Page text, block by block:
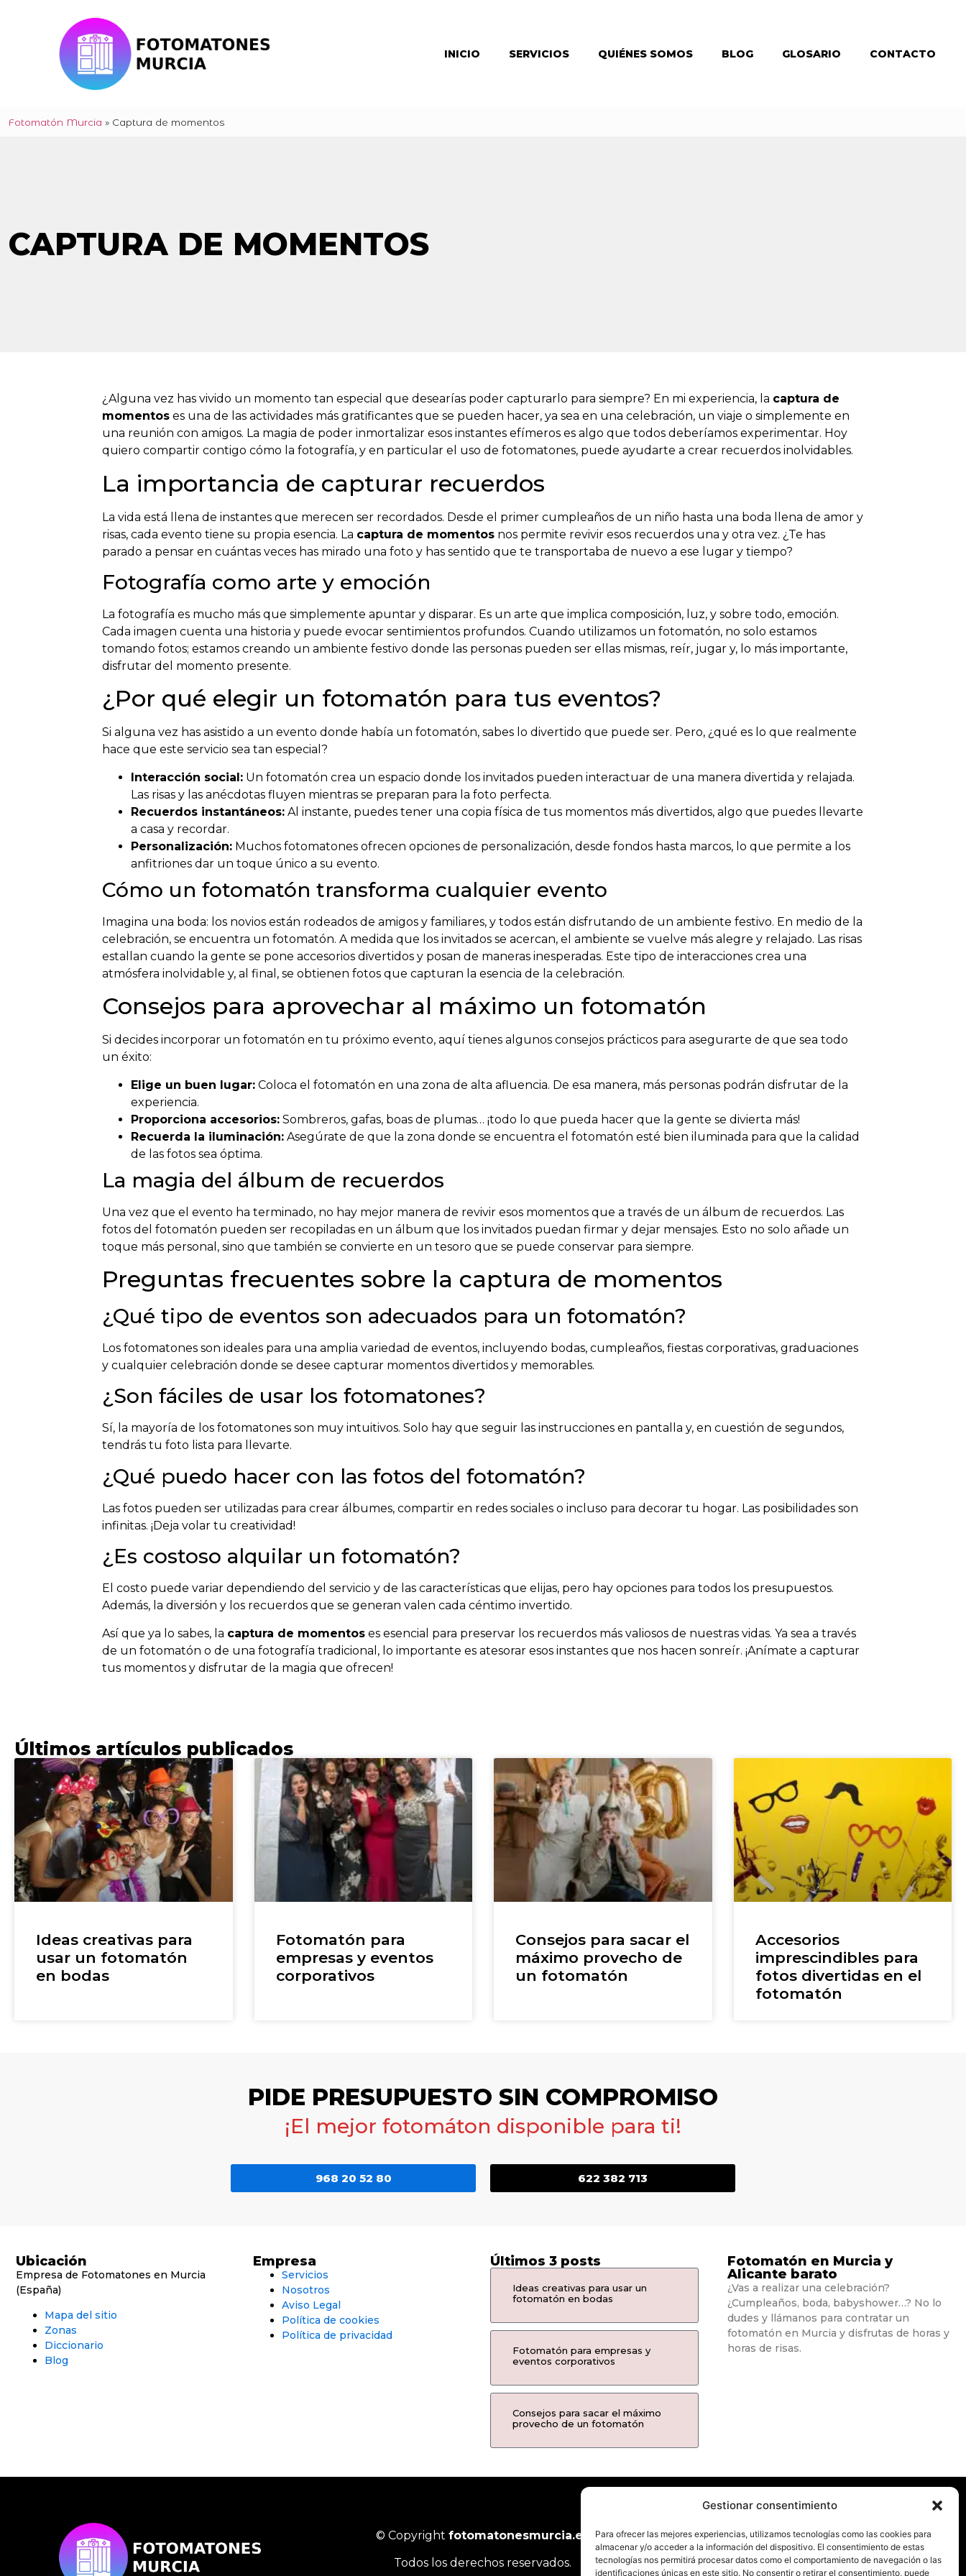
Gestionar consentimiento
Para ofrecer las mejores experiencias, utilizamos tecnologías como las cookies para
almacenar y/o acceder a la información del dispositivo. El consentimiento de estas
tecnologías nos permitirá procesar datos como el comportamiento de navegación o las
identificaciones únicas en este sitio. No consentir o retirar el consentimiento, puede
INICIO SERVICIOS QUIÉNES SOMOS BLOG GLOSARIO CONTACTO
Fotomatón Murcia » Captura de momentos
CAPTURA DE MOMENTOS
¿Alguna vez has vivido un momento tan especial que desearías poder capturarlo para siempre? En mi experiencia, la captura de
momentos es una de las actividades más gratificantes que se pueden hacer, ya sea en una celebración, un viaje o simplemente en
una reunión con amigos. La magia de poder inmortalizar esos instantes efímeros es algo que todos deberíamos experimentar. Hoy
quiero compartir contigo cómo la fotografía, y en particular el uso de fotomatones, puede ayudarte a crear recuerdos inolvidables.
La importancia de capturar recuerdos
La vida está llena de instantes que merecen ser recordados. Desde el primer cumpleaños de un niño hasta una boda llena de amor y
risas, cada evento tiene su propia esencia. La captura de momentos nos permite revivir esos recuerdos una y otra vez. ¿Te has
parado a pensar en cuántas veces has mirado una foto y has sentido que te transportaba de nuevo a ese lugar y tiempo?
Fotografía como arte y emoción
La fotografía es mucho más que simplemente apuntar y disparar. Es un arte que implica composición, luz, y sobre todo, emoción.
Cada imagen cuenta una historia y puede evocar sentimientos profundos. Cuando utilizamos un fotomatón, no solo estamos
tomando fotos; estamos creando un ambiente festivo donde las personas pueden ser ellas mismas, reír, jugar y, lo más importante,
disfrutar del momento presente.
¿Por qué elegir un fotomatón para tus eventos?
Si alguna vez has asistido a un evento donde había un fotomatón, sabes lo divertido que puede ser. Pero, ¿qué es lo que realmente
hace que este servicio sea tan especial?
Interacción social: Un fotomatón crea un espacio donde los invitados pueden interactuar de una manera divertida y relajada.
Las risas y las anécdotas fluyen mientras se preparan para la foto perfecta.
Recuerdos instantáneos: Al instante, puedes tener una copia física de tus momentos más divertidos, algo que puedes llevarte
a casa y recordar.
Personalización: Muchos fotomatones ofrecen opciones de personalización, desde fondos hasta marcos, lo que permite a los
anfitriones dar un toque único a su evento.
Cómo un fotomatón transforma cualquier evento
Imagina una boda: los novios están rodeados de amigos y familiares, y todos están disfrutando de un ambiente festivo. En medio de la
celebración, se encuentra un fotomatón. A medida que los invitados se acercan, el ambiente se vuelve más alegre y relajado. Las risas
estallan cuando la gente se pone accesorios divertidos y posan de maneras inesperadas. Este tipo de interacciones crea una
atmósfera inolvidable y, al final, se obtienen fotos que capturan la esencia de la celebración.
Consejos para aprovechar al máximo un fotomatón
Si decides incorporar un fotomatón en tu próximo evento, aquí tienes algunos consejos prácticos para asegurarte de que sea todo
un éxito:
Elige un buen lugar: Coloca el fotomatón en una zona de alta afluencia. De esa manera, más personas podrán disfrutar de la
experiencia.
Proporciona accesorios: Sombreros, gafas, boas de plumas… ¡todo lo que pueda hacer que la gente se divierta más!
Recuerda la iluminación: Asegúrate de que la zona donde se encuentra el fotomatón esté bien iluminada para que la calidad
de las fotos sea óptima.
La magia del álbum de recuerdos
Una vez que el evento ha terminado, no hay mejor manera de revivir esos momentos que a través de un álbum de recuerdos. Las
fotos del fotomatón pueden ser recopiladas en un álbum que los invitados puedan firmar y dejar mensajes. Esto no solo añade un
toque más personal, sino que también se convierte en un tesoro que se puede conservar para siempre.
Preguntas frecuentes sobre la captura de momentos
¿Qué tipo de eventos son adecuados para un fotomatón?
Los fotomatones son ideales para una amplia variedad de eventos, incluyendo bodas, cumpleaños, fiestas corporativas, graduaciones
y cualquier celebración donde se desee capturar momentos divertidos y memorables.
¿Son fáciles de usar los fotomatones?
Sí, la mayoría de los fotomatones son muy intuitivos. Solo hay que seguir las instrucciones en pantalla y, en cuestión de segundos,
tendrás tu foto lista para llevarte.
¿Qué puedo hacer con las fotos del fotomatón?
Las fotos pueden ser utilizadas para crear álbumes, compartir en redes sociales o incluso para decorar tu hogar. Las posibilidades son
infinitas. ¡Deja volar tu creatividad!
¿Es costoso alquilar un fotomatón?
El costo puede variar dependiendo del servicio y de las características que elijas, pero hay opciones para todos los presupuestos.
Además, la diversión y los recuerdos que se generan valen cada céntimo invertido.
Así que ya lo sabes, la captura de momentos es esencial para preservar los recuerdos más valiosos de nuestras vidas. Ya sea a través
de un fotomatón o de una fotografía tradicional, lo importante es atesorar esos instantes que nos hacen sonreír. ¡Anímate a capturar
tus momentos y disfrutar de la magia que ofrecen!
Últimos artículos publicados
Ideas creativas para
usar un fotomatón
en bodas
Fotomatón para
empresas y eventos
corporativos
Consejos para sacar el
máximo provecho de
un fotomatón
Accesorios
imprescindibles para
fotos divertidas en el
fotomatón
PIDE PRESUPUESTO SIN COMPROMISO
¡El mejor fotomáton disponible para ti!
622 382 713
968 20 52 80
Ubicación
Empresa de Fotomatones en Murcia
(España)
Mapa del sitio
Zonas
Diccionario
Blog
Empresa
Servicios
Nosotros
Aviso Legal
Política de cookies
Política de privacidad
Últimos 3 posts
Ideas creativas para usar un
fotomatón en bodas
Fotomatón para empresas y
eventos corporativos
Consejos para sacar el máximo
provecho de un fotomatón
Fotomatón en Murcia y
Alicante barato
¿Vas a realizar una celebración?
¿Cumpleaños, boda, babyshower…? No lo
dudes y llámanos para contratar un
fotomatón en Murcia y disfrutas de horas y
horas de risas.
© Copyrightfotomatonesmurcia.es
Todos los derechos reservados.
En fotomatonesmurcia.es te ofrecemos nuestro
servicio de fotomatón en Murcia y Alicante.